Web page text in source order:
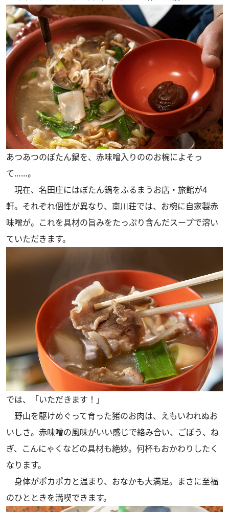
あつあつのぼたん鍋を、赤味噌入りののお椀によそっ
て……。
現在、名田庄にはぼたん鍋をふるまうお店・旅館が4
軒。それぞれ個性が異なり、南川荘では、お椀に自家製赤
味噌が。これを具材の旨みをたっぷり含んだスープで溶い
ていただきます。
では、「いただきます！」
野山を駆けめぐって育った猪のお肉は、えもいわれぬお
いしさ。赤味噌の風味がいい感じで絡み合い、ごぼう、ね
ぎ、こんにゃくなどの具材も絶妙。何杯もおかわりしたく
なります。
身体がポカポカと温まり、おなかも大満足。まさに至福
のひとときを満喫できます。